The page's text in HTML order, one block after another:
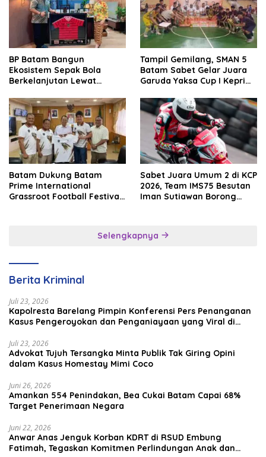
BP Batam Bangun
Ekosistem Sepak Bola
Berkelanjutan Lewat
Tampil Gemilang, SMAN 5
Batam Sabet Gelar Juara
Garuda Yaksa Cup I Kepri
Batam Dukung Batam
Prime International
Grassroot Football Festival
Sabet Juara Umum 2 di KCP
2026, Team IMS75 Besutan
Iman Sutiawan Borong
Selengkapnya
Berita Kriminal
Juli 23, 2026
Kapolresta Barelang Pimpin Konferensi Pers Penanganan
Kasus Pengeroyokan dan Penganiayaan yang Viral di
Juli 23, 2026
Advokat Tujuh Tersangka Minta Publik Tak Giring Opini
dalam Kasus Homestay Mimi Coco
Juni 26, 2026
Amankan 554 Penindakan, Bea Cukai Batam Capai 68%
Target Penerimaan Negara
Juni 22, 2026
Anwar Anas Jenguk Korban KDRT di RSUD Embung
Fatimah, Tegaskan Komitmen Perlindungan Anak dan